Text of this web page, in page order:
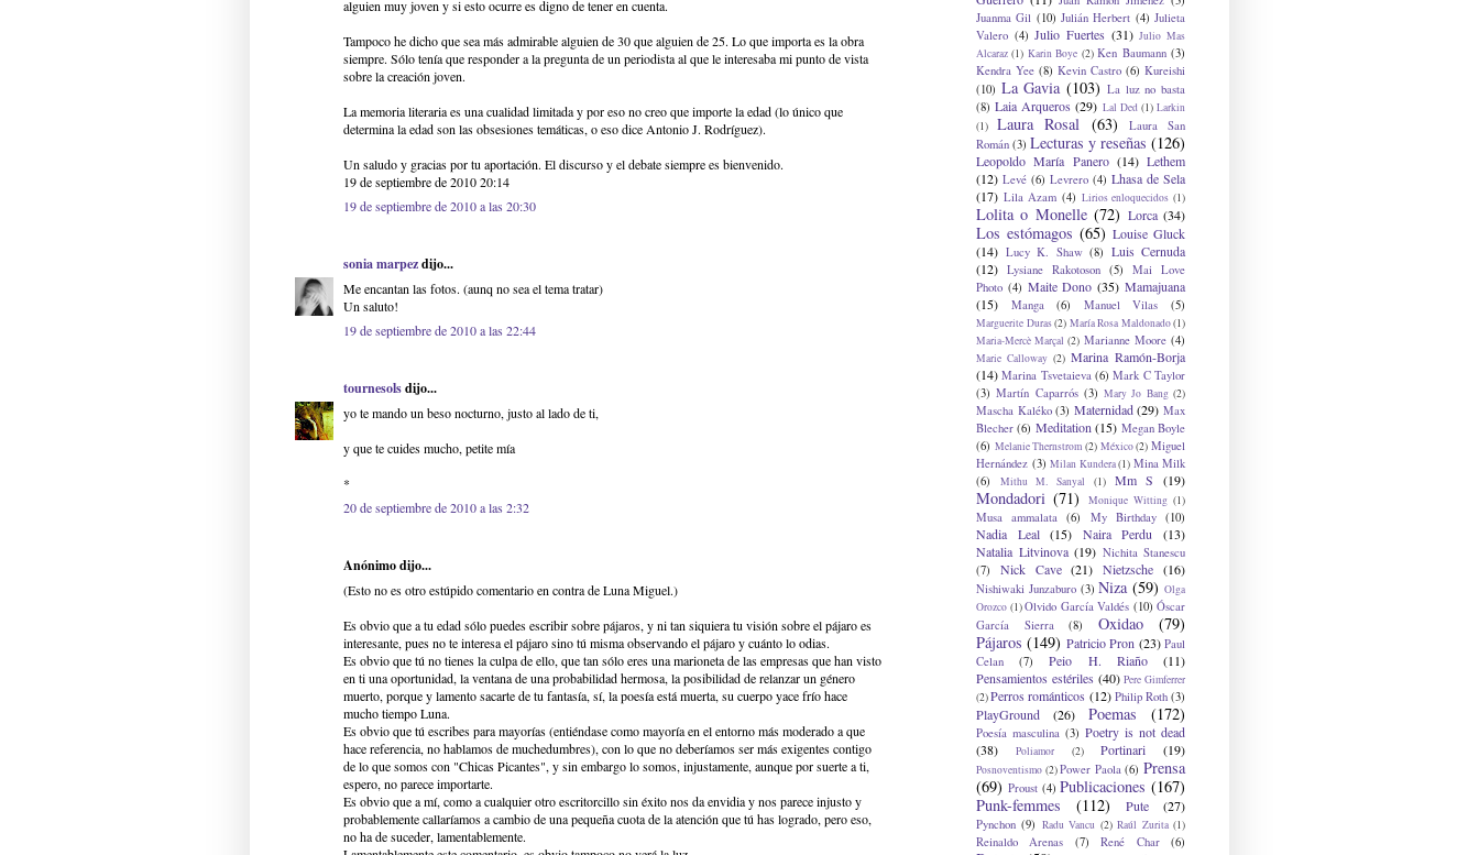
alguien muy joven y si esto ocurre es digno de tener en cuenta.
Tampoco he dicho que sea más admirable alguien de 30 que alguien de 25. Lo que importa es la obra
siempre. Sólo tenía que responder a la pregunta de un periodista al que le interesaba mi punto de vista
sobre la creación joven.
La memoria literaria es una cualidad limitada y por eso no creo que importe la edad (lo único que
determina la edad son las obsesiones temáticas, o eso dice Antonio J. Rodríguez).
Un saludo y gracias por tu aportación. El discurso y el debate siempre es bienvenido.
19 de septiembre de 2010 20:14
19 de septiembre de 2010 a las 20:30
sonia marpezdijo...
Me encantan las fotos. (aunq no sea el tema tratar)
Un saluto!
19 de septiembre de 2010 a las 22:44
tournesolsdijo...
yo te mando un beso nocturno, justo al lado de ti,
y que te cuides mucho, petite mía
*
20 de septiembre de 2010 a las 2:32
Anónimo dijo...
(Esto no es otro estúpido comentario en contra de Luna Miguel.)
Es obvio que a tu edad sólo puedes escribir sobre pájaros, y ni tan siquiera tu visión sobre el pájaro es
interesante, pues no te interesa el pájaro sino tú misma observando el pájaro y cuánto lo odias.
Es obvio que tú no tienes la culpa de ello, que tan sólo eres una marioneta de las empresas que han visto
en ti una oportunidad, la ventana de una probabilidad hermosa, la posibilidad de relanzar un género
muerto, porque y lamento sacarte de tu fantasía, sí, la poesía está muerta, su cuerpo yace frío hace
mucho tiempo Luna.
Es obvio que tú escribes para mayorías (entiéndase como mayoría en el entorno más moderado a que
hace referencia, no hablamos de muchedumbres), con lo que no deberíamos ser más exigentes contigo
de lo que somos con "Chicas Picantes", y sin embargo lo somos, injustamente, aunque por suerte a ti,
espero, no parece importarte.
Es obvio que a mí, como a cualquier otro escritorcillo sin éxito nos da envidia y nos parece injusto y
probablemente callaríamos a cambio de una pequeña cuota de la atención que tú has logrado, pero eso,
no ha de suceder, lamentablemente.
Juanma Gil (10) Julián Herbert (4) Julieta
Valero (4) Julio Fuertes (31) Julio Mas
Alcaraz (1) Karin Boye (2) Ken Baumann (3)
Kendra Yee (8) Kevin Castro (6) Kureishi
(10) La Gavia (103) La luz no basta
(8) Laia Arqueros (29) Lal Ded (1) Larkin
(1)
Laura Rosal (63)
Laura San
Román (3) Lecturas y reseñas (126)
Leopoldo María Panero (14) Lethem
(12) Levé (6) Levrero (4) Lhasa de Sela
(17) Lila Azam (4) Lirios enloquecidos (1)
Lolita o Monelle (72) Lorca (34)
Los estómagos (65) Louise Gluck
(14) Lucy K. Shaw (8) Luis Cernuda
(12) Lysiane Rakotoson (5)
Mai Love
Photo (4) Maite Dono (35) Mamajuana
(15)
Manga (6) Manuel Vilas (5)
Marguerite Duras(2) María Rosa Maldonado(1)
Maria-Mercè Marçal (2) Marianne Moore (4)
Marie Calloway (2) Marina Ramón-Borja
(14) Marina Tsvetaieva (6) Mark C Taylor
(3) Martín Caparrós (3) Mary Jo Bang (2)
Mascha Kaléko (3) Maternidad (29) Max
Blecher (6) Meditation (15) Megan Boyle
(6) Melanie Thernstrom (2) México (2) Miguel
Hernández (3) Milan Kundera(1) Mina Milk
(6)
Mithu M. Sanyal (1) Mm S (19)
Mondadori (71) Monique Witting (1)
Musa ammalata (6) My Birthday (10)
Nadia Leal (15) Naira Perdu
(13)
Natalia Litvinova (19) Nichita Stanescu
(7)
Nick Cave (21) Nietzsche (16)
Nishiwaki Junzaburo (3) Niza (59) Olga
Orozco (1)Olvido García Valdés (10) Óscar
García Sierra
(8) Oxidao
(79)
Pájaros (149) Patricio Pron (23) Paul
Celan
(7) Peio H. Riaño
(11)
Pensamientos estériles (40) Pere Gimferrer
(2)Perros románticos (12) Philip Roth (3)
PlayGround (26) Poemas (172)
Poesía masculina (3) Poetry is not dead
(38)
Poliamor (2) Portinari (19)
Posnoventismo (2) Power Paola (6) Prensa
(69) Proust (4) Publicaciones (167)
Punk-femmes
(112) Pute (27)
Pynchon (9) Radu Vancu (2) Raúl Zurita (1)
Reinaldo Arenas (7) René Char (6)